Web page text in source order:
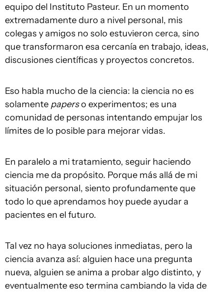
equipo del Instituto Pasteur. En un momento
extremadamente duro a nivel personal, mis
colegas y amigos no solo estuvieron cerca, sino
que transformaron esa cercanía en trabajo, ideas,
discusiones científicas y proyectos concretos.
Eso habla mucho de la ciencia: la ciencia no es
solamente paperso experimentos; es una
comunidad de personas intentando empujar los
límites de lo posible para mejorar vidas.
En paralelo a mi tratamiento, seguir haciendo
ciencia me da propósito. Porque más allá de mi
situación personal, siento profundamente que
todo lo que aprendamos hoy puede ayudar a
pacientes en el futuro.
Tal vez no haya soluciones inmediatas, pero la
ciencia avanza así: alguien hace una pregunta
nueva, alguien se anima a probar algo distinto, y
eventualmente eso termina cambiando la vida de